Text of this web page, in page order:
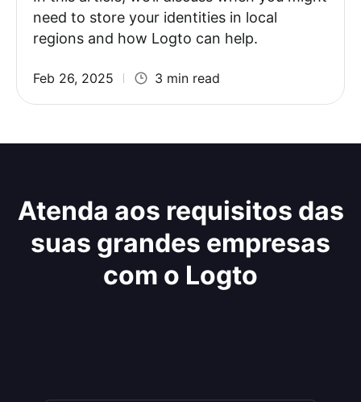
need to store your identities in local
regions and how Logto can help.
Feb 26, 2025 3 min read
Atenda aos requisitos das
suas grandes empresas
com o Logto